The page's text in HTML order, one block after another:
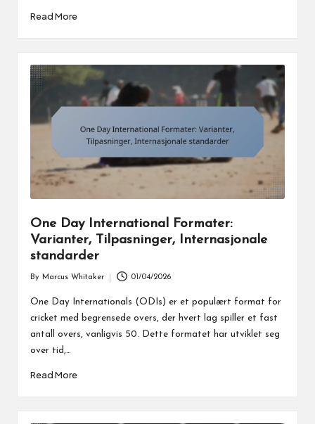
Read More
One Day International Formater:
Varianter, Tilpasninger, Internasjonale
standarder
by
By Marcus Whitaker 01/04/2026
One Day Internationals (ODIs) er et populært format for
cricket med begrensede overs, der hvert lag spiller et fast
antall overs, vanligvis 50. Dette formatet har utviklet seg
over tid,…
Read More